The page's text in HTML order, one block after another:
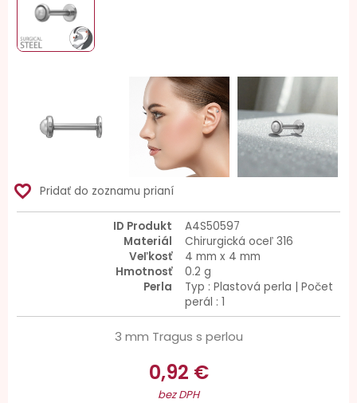
favorite_border Pridať do zoznamu prianí
ID Produkt
A4S50597
Materiál
Chirurgická oceľ 316
Veľkosť
4 mm x 4 mm
Hmotnosť
0.2 g
Perla
Typ : Plastová perla | Počet
perál : 1
3 mm Tragus s perlou
0,92 €
bez DPH